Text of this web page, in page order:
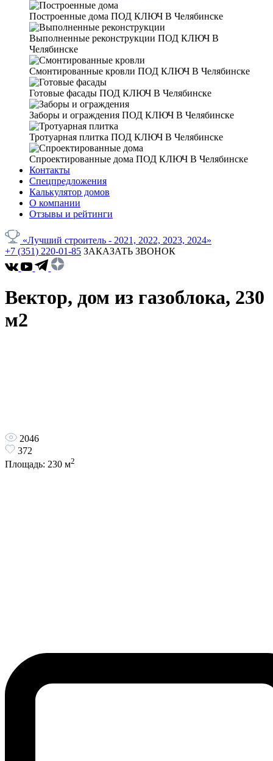
Построенные дома ПОД КЛЮЧ В Челябинске
Выполненные реконструкции ПОД КЛЮЧ В
Челябинске
Смонтированные кровли ПОД КЛЮЧ В Челябинске
Готовые фасады ПОД КЛЮЧ В Челябинске
Заборы и ограждения ПОД КЛЮЧ В Челябинске
Тротуарная плитка ПОД КЛЮЧ В Челябинске
Спроектированные дома ПОД КЛЮЧ В Челябинске
Контакты
Спецпредложения
Калькулятор домов
О компании
Отзывы и рейтинги
«Лучший строитель - 2021, 2022, 2023, 2024»
+7 (351) 220-01-85 ЗАКАЗАТЬ ЗВОНОК
Вектор, дом из газоблока, 230
м2
2046
372
Площадь: 230 м2